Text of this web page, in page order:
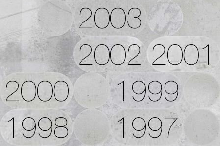
2003
2002 2001
2000
1999
1998
1997